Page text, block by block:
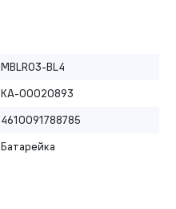
MBLR03-BL4
КА-00020893
4610091788785
Батарейка